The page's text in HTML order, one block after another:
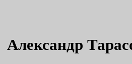
Александр